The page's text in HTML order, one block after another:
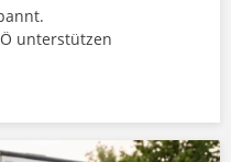
unterstützen